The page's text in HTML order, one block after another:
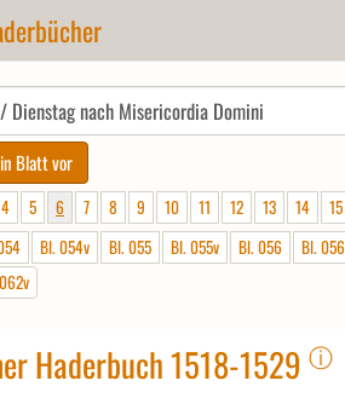
4 5 6 7 8 9 10 11 12 13 14
15
Bl. 054v Bl. 055 Bl. 055v Bl. 056
Bl.
Haderbuch 1518-1529 ⓘ